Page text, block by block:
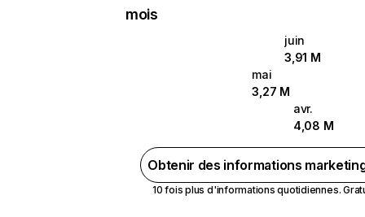
mois
juin
3,91 M
mai
3,27 M
avr.
4,08 M
Obtenir des informations
10 fois plus d'informations quotidiennes.